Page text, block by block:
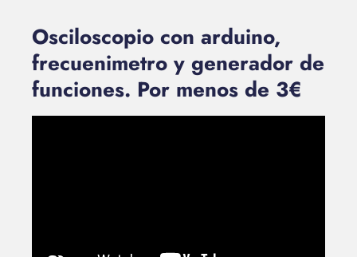
Osciloscopio con arduino,
frecuenimetro y generador de
funciones. Por menos de 3€